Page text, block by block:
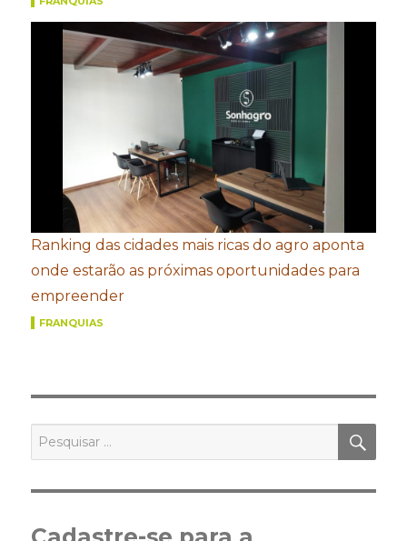
Ranking das cidades mais ricas do agro aponta
onde estarão as próximas oportunidades para
empreender
FRANQUIAS
por: